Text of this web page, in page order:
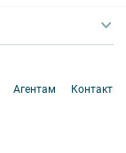
Агентам Контакты